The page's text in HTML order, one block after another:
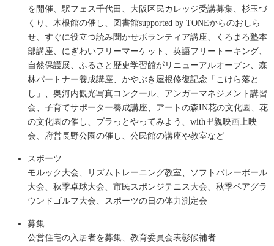
を開催、駅フェス千代田、大阪区民カレッジ受講募集、杉玉づ
くり、木根館の催し、図書館supported by TONEからのおしら
せ、すぐに役立つ読み聞かせボランティア講座、くろまろ塾本
部講座、にぎわいフリーマーケット、英語フリートーキング、
自然保護展、ふるさと歴史学習館がリニューアルオープン、森
林パートナー養成講座、かやぶき屋根修復記念「こけら落と
し」、奥河内観光写真コンクール、アンガーマネジメント講習
会、子育てサポーター養成講座、アートの森IN花の文化園、花
の文化園の催し、プラっとやってみよう、with里親映画上映
会、府営長野公園の催し、公民館の講座や教室など
スポーツ
モルック大会、リズムトレーニング教室、ソフトバレーボール
大会、秋季卓球大会、市民スポンジテニス大会、秋季ペアグラ
ウンドゴルフ大会、スポーツの日の体力測定会
募集
公営住宅の入居者を募集、教育委員会表彰候補者